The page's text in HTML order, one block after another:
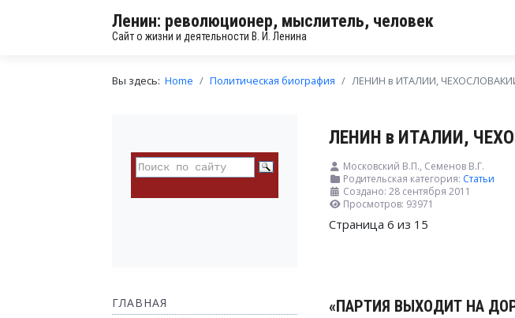
Ленин: революционер, мыслитель, человек
Сайт о жизни и деятельности В. И. Ленина
Вы здесь: Home Политическая биография ЛЕНИН в ИТАЛИИ,
ГЛАВНАЯ
ЛЕНИН в ИТАЛИИ,
Московский В.П., Семенов В.Г.
Родительская категория: Статьи
Создано: 28 сентября 2011
Просмотров: 93971
Страница 6 из 15
«ПАРТИЯ ВЫХОДИТ НА